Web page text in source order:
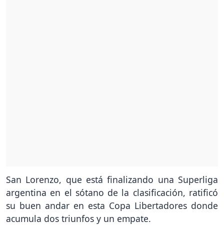
San Lorenzo, que está finalizando una Superliga
argentina en el sótano de la clasificación, ratificó
su buen andar en esta Copa Libertadores donde
acumula dos triunfos y un empate.